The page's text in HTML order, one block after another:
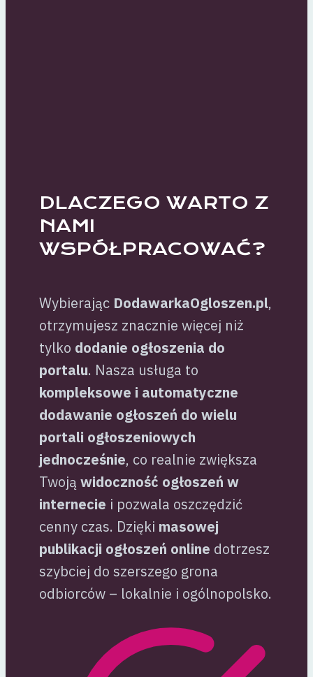
DLACZEGO WARTO Z
NAMI
WSPÓŁPRACOWAĆ?
Wybierając DodawarkaOgloszen.pl,
otrzymujesz znacznie więcej niż
tylko dodanie ogłoszenia do
portalu. Nasza usługa to
kompleksowe i automatyczne
dodawanie ogłoszeń do wielu
portali ogłoszeniowych
jednocześnie, co realnie zwiększa
Twoją widoczność ogłoszeń w
internecie i pozwala oszczędzić
cenny czas. Dzięki masowej
publikacji ogłoszeń online dotrzesz
szybciej do szerszego grona
odbiorców – lokalnie i ogólnopolsko.